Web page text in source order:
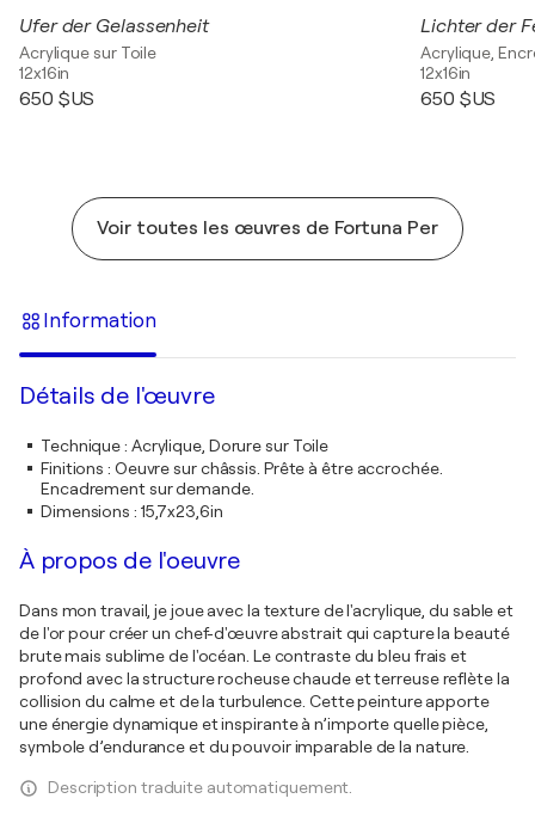
Ufer der Gelassenheit
Acrylique sur Toile
12x16in
650 $US
Acrylique,
12x16in
650 $US
Voir toutes les œuvres de Fortuna Per
Information
Détails de l'œuvre
Technique: Acrylique, Dorure sur Toile
Finitions : Oeuvre sur châssis. Prête à être accrochée.
Encadrement sur demande.
Dimensions : 15,7x23,6in
À propos de l'oeuvre
Dans mon travail, je joue avec la texture de l'acrylique, du sable et
de l'or pour créer un chef-d'œuvre abstrait qui capture la beauté
brute mais sublime de l'océan. Le contraste du bleu frais et
profond avec la structure rocheuse chaude et terreuse reflète la
collision du calme et de la turbulence. Cette peinture apporte
une énergie dynamique et inspirante à n’importe quelle pièce,
symbole d’endurance et du pouvoir imparable de la nature.
Description traduite automatiquement.